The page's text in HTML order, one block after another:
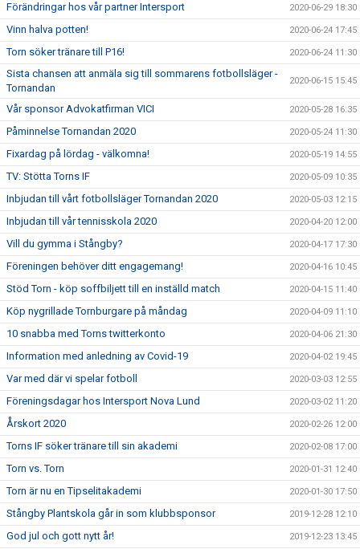
Förändringar hos vår partner Intersport 2020-06-29 18:30
Vinn halva potten! 2020-06-24 17:45
Torn söker tränare till P16! 2020-06-24 11:30
Sista chansen att anmäla sig till sommarens fotbollsläger -
Tornandan
2020-06-15 15:45
Vår sponsor Advokatfirman VICI 2020-05-28 16:35
Påminnelse Tornandan 2020 2020-05-24 11:30
Fixardag på lördag - välkomna! 2020-05-19 14:55
TV: Stötta Torns IF 2020-05-09 10:35
Inbjudan till vårt fotbollsläger Tornandan 2020 2020-05-03 12:15
Inbjudan till vår tennisskola 2020 2020-04-20 12:00
Vill du gymma i Stångby? 2020-04-17 17:30
Föreningen behöver ditt engagemang! 2020-04-16 10:45
Stöd Torn - köp soffbiljett till en inställd match 2020-04-15 11:40
Köp nygrillade Tornburgare på måndag 2020-04-09 11:10
10 snabba med Torns twitterkonto 2020-04-06 21:30
Information med anledning av Covid-19 2020-04-02 19:45
Var med där vi spelar fotboll 2020-03-03 12:55
Föreningsdagar hos Intersport Nova Lund 2020-03-02 11:20
Årskort 2020 2020-02-26 12:00
Torns IF söker tränare till sin akademi 2020-02-08 17:00
Torn vs. Torn 2020-01-31 12:40
Torn är nu en Tipselitakademi 2020-01-30 17:50
Stångby Plantskola går in som klubbsponsor 2019-12-28 12:10
God jul och gott nytt år! 2019-12-23 13:45